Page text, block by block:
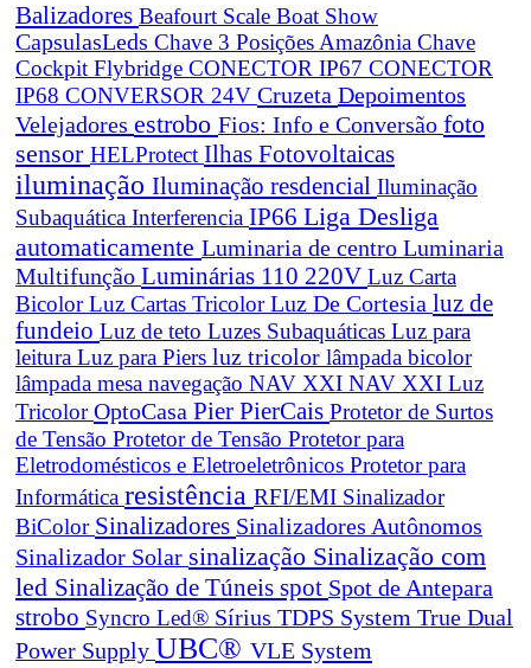
Balizadores Beafourt Scale Boat Show
CapsulasLeds Chave 3 Posições Amazônia Chave
Cockpit Flybridge CONECTOR IP67 CONECTOR
IP68 CONVERSOR 24V Cruzeta Depoimentos
Velejadores estrobo Fios: Info e Conversão foto
sensor HELProtect Ilhas Fotovoltaicas
iluminação Iluminação resdencial Iluminação
Subaquática Interferencia IP66 Liga Desliga
automaticamente Luminaria de centro Luminaria
Multifunção Luminárias 110 220V Luz Carta
BicolorLuz Cartas TricolorLuz De Cortesia luz de
fundeio Luz de teto Luzes Subaquáticas Luz para
leitura Luz para Piers luz tricolor lâmpada bicolor
lâmpada mesa navegação NAV XXI NAV XXI Luz
TricolorOptoCasa Pier PierCais Protetor de Surtos
de Tensão Protetor de Tensão Protetor para
Eletrodomésticos e Eletroeletrônicos Protetor para
Informática resistência RFI/EMI Sinalizador
BiColor Sinalizadores Sinalizadores Autônomos
Sinalizador Solar sinalização Sinalização com
led Sinalização de Túneis spot Spot de Antepara
strobo Syncro Led® Sírius TDPS System True Dual
Power Supply UBC® VLE System